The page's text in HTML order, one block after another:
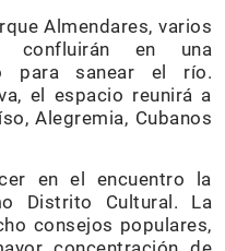
Almendares, varios
confluirán en una
para sanear el río.
el espacio reunirá a
Alegremia, Cubanos
en el encuentro la
Distrito Cultural. La
consejos populares,